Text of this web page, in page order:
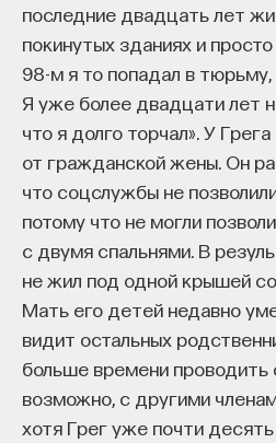
последние двадцать лет
покинутых зданиях и
98-м я то попадал в тюрьму,
Я уже более двадцати лет
что я долго торчал». У
от гражданской жены. Он
что соцслужбы не
потому что не могли
с двумя спальнями. В
не жил под одной крышей
Мать его детей недавно
видит остальных
больше времени проводить
возможно, с другими
хотя Грег уже почти